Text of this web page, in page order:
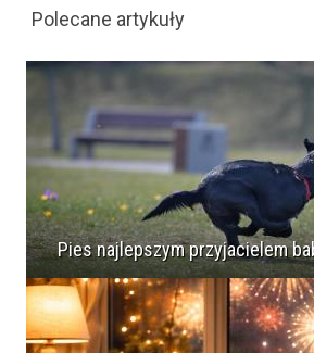
Polecane artykuły
Pies najlepszym przyjacielem